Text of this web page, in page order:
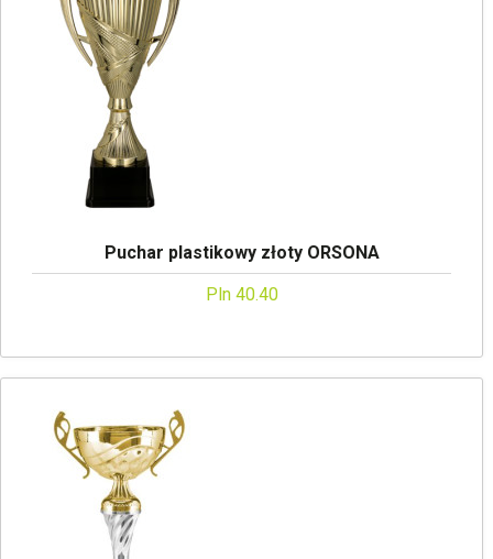
Puchar plastikowy złoty ORSONA
Pln 40.40